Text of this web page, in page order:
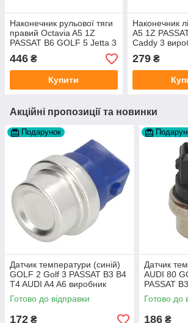
Наконечник рульової тяги
правий Octavia A5 1Z
PASSAT B6 GOLF 5 Jetta 3
Caddy 3 виробник Mapco
Німеччина
446 ₴
Купити
Наконечник
A5 1Z
Caddy 3
279₴
Акційні пропозиції та новинки
Подарунок
Датчик температури (синій)
GOLF 2 Golf 3 PASSAT B3 B4
T4 AUDI A4 A6 виробник
Topran Німеччина
Готово до відправки
172 ₴
Датчик
AUDI 80
PASSAT
TOPRAN
Готово до
186 ₴